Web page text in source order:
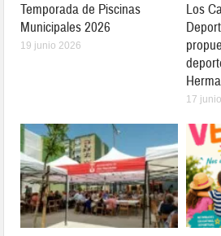
Temporada de Piscinas
Municipales 2026
19 junio 2026
Los
17